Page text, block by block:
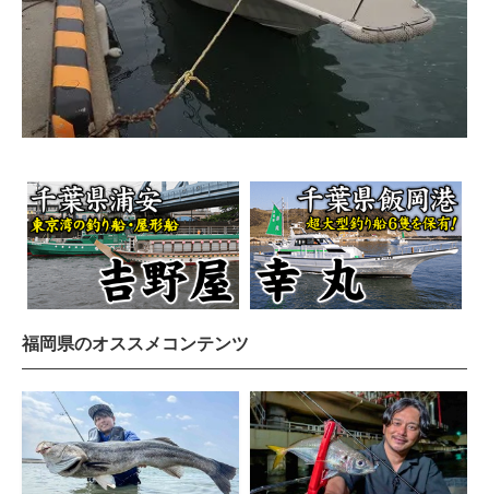
福岡県のオススメコンテンツ